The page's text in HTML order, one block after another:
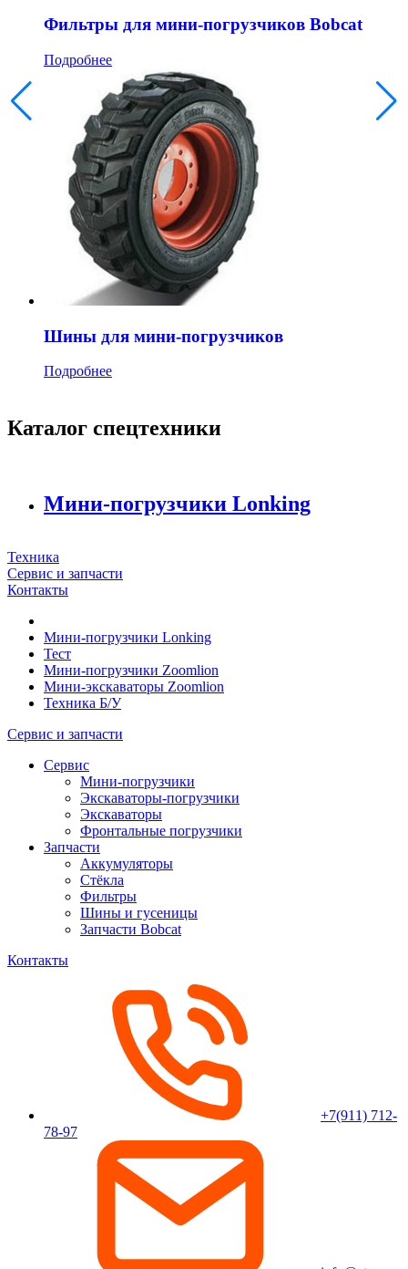
Фильтры для мини-погрузчиков Bobcat
Подробнее
Шины для мини-погрузчиков
Подробнее
Каталог спецтехники
Мини-погрузчики Lonking
Техника
Сервис и запчасти
Контакты
Мини-погрузчики Lonking
Тест
Мини-погрузчики Zoomlion
Мини-экскаваторы Zoomlion
Техника Б/У
Сервис и запчасти
Сервис
Мини-погрузчики
Экскаваторы-погрузчики
Экскаваторы
Фронтальные погрузчики
Запчасти
Аккумуляторы
Стёкла
Фильтры
Шины и гусеницы
Запчасти Bobcat
Контакты
+7(911) 712-
78-97